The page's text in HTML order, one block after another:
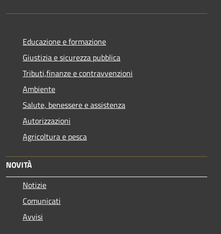
Educazione e formazione
Giustizia e sicurezza pubblica
Tributi,finanze e contravvenzioni
Ambiente
Salute, benessere e assistenza
Autorizzazioni
Agricoltura e pesca
NOVITÀ
Notizie
Comunicati
Avvisi